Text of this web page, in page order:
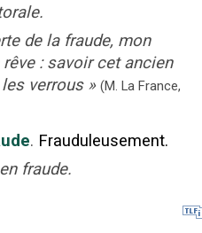
de la fraude, mon
: savoir cet ancien
verrous » (M. La France,
. Frauduleusement.
fraude.